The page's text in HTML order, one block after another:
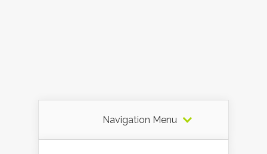
Navigation Menu